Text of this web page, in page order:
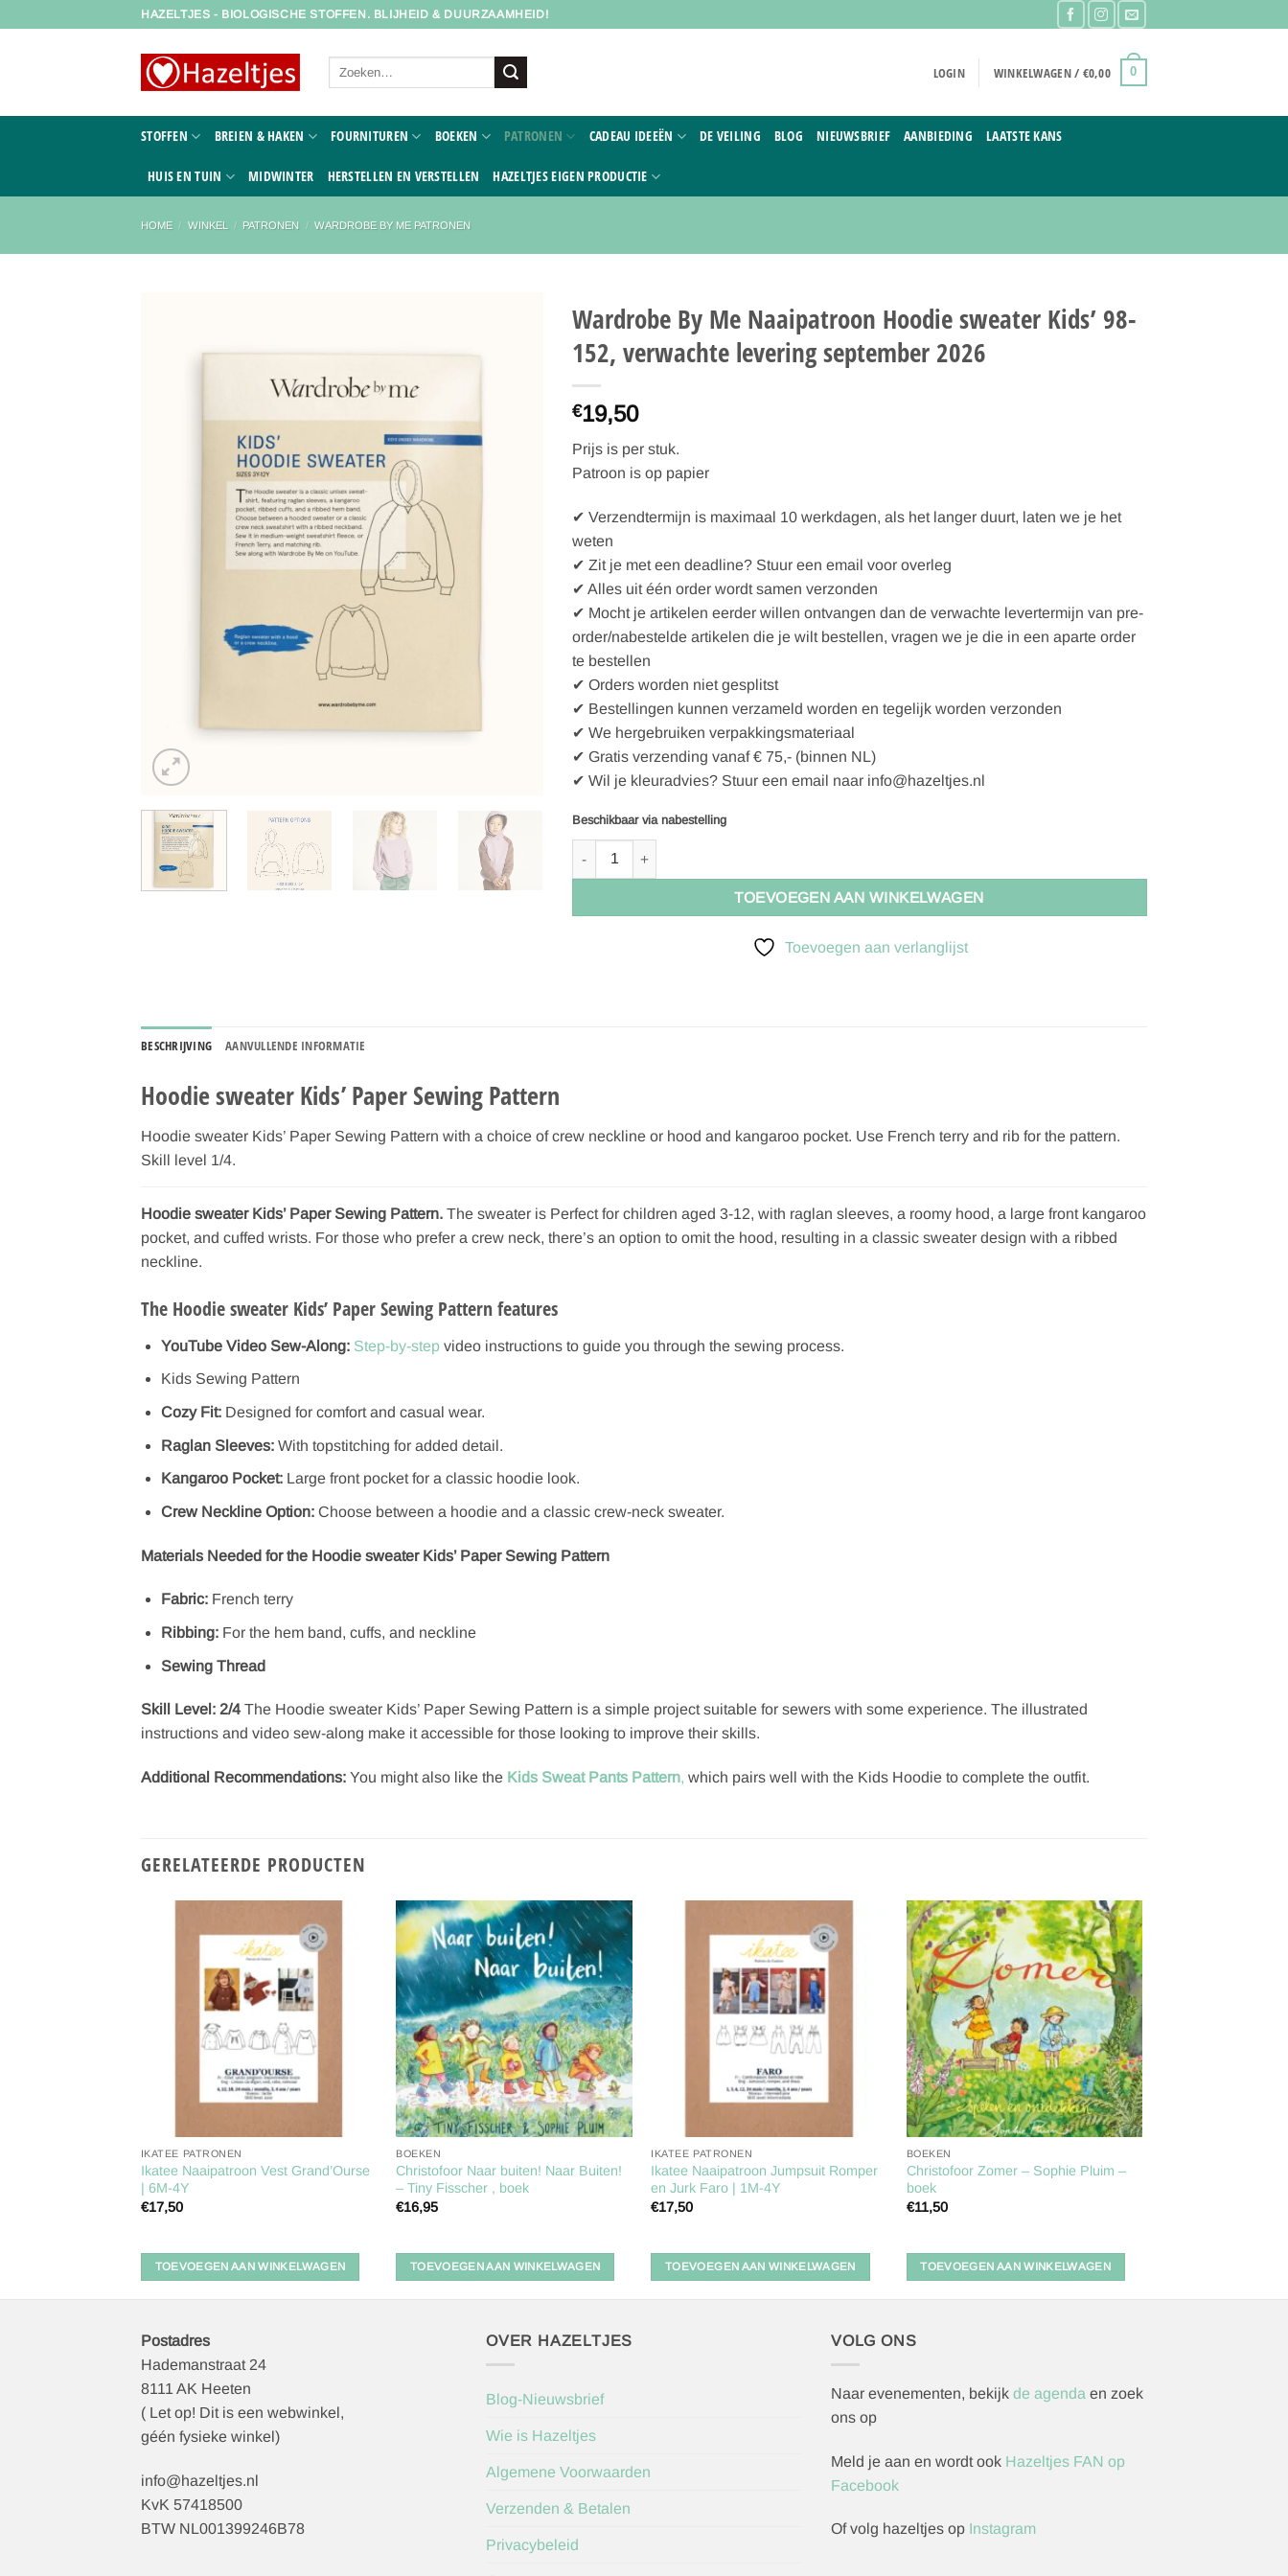
HAZELTJES - BIOLOGISCHE STOFFEN. BLIJHEID & DUURZAAMHEID!
Zoeken
LOGIN WINKELWAGEN / €0,00 0
STOFFEN BREIEN & HAKEN FOURNITUREN BOEKEN PATRONEN CADEAU IDEEËN DE VEILING BLOG NIEUWSBRIEF AANBIEDING LAATSTE KANS
HUIS EN TUIN MIDWINTER HERSTELLEN EN VERSTELLEN HAZELTJES EIGEN PRODUCTIE
HOME / WINKEL / PATRONEN / WARDROBE BY ME PATRONEN
Toevoegen
Wardrobe By Me Naaipatroon Hoodie sweater Kids’ 98-
152, verwachte levering september 2026
€19,50
Prijs is per stuk.
Patroon is op papier
✔ Verzendtermijn is maximaal 10 werkdagen, als het langer duurt, laten we je het
weten
✔ Zit je met een deadline? Stuur een email voor overleg
✔ Alles uit één order wordt samen verzonden
✔ Mocht je artikelen eerder willen ontvangen dan de verwachte levertermijn van pre-
order/nabestelde artikelen die je wilt bestellen, vragen we je die in een aparte order
te bestellen
✔ Orders worden niet gesplitst
✔ Bestellingen kunnen verzameld worden en tegelijk worden verzonden
✔ We hergebruiken verpakkingsmateriaal
✔ Gratis verzending vanaf € 75,- (binnen NL)
✔ Wil je kleuradvies? Stuur een email naar info@hazeltjes.nl
Beschikbaar via nabestelling
Wardrobe By Me Naaipatroon Hoodie sweater Kids' 98-152, verwachte levering september 2026 aantal
TOEVOEGEN AAN WINKELWAGEN
Toevoegen aan verlanglijst
BESCHRIJVING AANVULLENDE INFORMATIE
Hoodie sweater Kids’ Paper Sewing Pattern
Hoodie sweater Kids’ Paper Sewing Pattern with a choice of crew neckline or hood and kangaroo pocket. Use French terry and rib for the pattern.
Skill level 1/4.
Hoodie sweater Kids’ Paper Sewing Pattern. The sweater is Perfect for children aged 3-12, with raglan sleeves, a roomy hood, a large front kangaroo
pocket, and cuffed wrists. For those who prefer a crew neck, there’s an option to omit the hood, resulting in a classic sweater design with a ribbed
neckline.
The Hoodie sweater Kids’ Paper Sewing Pattern features
YouTube Video Sew-Along: Step-by-stepvideo instructions to guide you through the sewing process.
Kids Sewing Pattern
Cozy Fit:Designed for comfort and casual wear.
Raglan Sleeves:With topstitching for added detail.
Kangaroo Pocket:Large front pocket for a classic hoodie look.
Crew Neckline Option:Choose between a hoodie and a classic crew-neck sweater.
Materials Needed for the Hoodie sweater Kids’ Paper Sewing Pattern
Fabric:French terry
Ribbing:For the hem band, cuffs, and neckline
Sewing Thread
Skill Level: 2/4 The Hoodie sweater Kids’ Paper Sewing Pattern is a simple project suitable for sewers with some experience. The illustrated
instructions and video sew-along make it accessible for those looking to improve their skills.
Additional Recommendations: You might also like the Kids Sweat Pants Pattern, which pairs well with the Kids Hoodie to complete the outfit.
GERELATEERDE PRODUCTEN
Toevoegen
verlanglijst
IKATEE PATRONEN
Ikatee Naaipatroon Vest Grand’Ourse
| 6M-4Y
€17,50
TOEVOEGEN AAN WINKELWAGEN
Toevoegen
aan
verlanglijst
BOEKEN
Christofoor Naar buiten! Naar Buiten!
– Tiny Fisscher , boek
€16,95
TOEVOEGEN AAN WINKELWAGEN
Toevoegen
verlanglijst
IKATEE PATRONEN
Ikatee Naaipatroon Jumpsuit Romper
en Jurk Faro | 1M-4Y
€17,50
TOEVOEGEN AAN WINKELWAGEN
Toevoegen
aan
verlanglijst
BOEKEN
Christofoor Zomer – Sophie Pluim –
boek
€11,50
TOEVOEGEN AAN WINKELWAGEN
Postadres
Hademanstraat 24
8111 AK Heeten
( Let op! Dit is een webwinkel,
géén fysieke winkel)
info@hazeltjes.nl
KvK 57418500
BTW NL001399246B78
OVER HAZELTJES
Blog-Nieuwsbrief
Wie is Hazeltjes
Algemene Voorwaarden
Verzenden & Betalen
Privacybeleid
VOLG ONS
Naar evenementen, bekijk de agenda en zoek
ons op
Meld je aan en wordt ook Hazeltjes FAN op
Facebook
Of volg hazeltjes op Instagram